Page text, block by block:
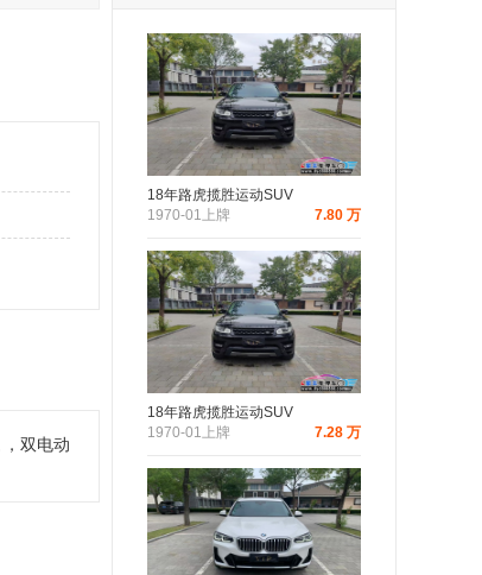
，双电动
18年路虎揽胜运动SUV
1970-01上牌
7.80 万
18年路虎揽胜运动SUV
1970-01上牌
7.28 万